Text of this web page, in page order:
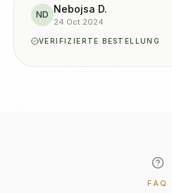
ND Nebojsa D.
24 Oct 2024
VERIFIZIERTE BESTELLUNG
FAQ